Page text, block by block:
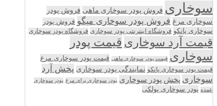
سوخاری فروش پودر سوخاری ماهی فروش پودر
سوخاری مرغ فروش پودر سوخاری میگو فروش پودر
سوخاری پانکو فروشگاه اینترنتی پودر سوخاری فروشگاه پودر سوخاری
قیمت آرد سوخاری قیمت پودر
سوخاری قیمت پودر سوخاری ماهی قیمت پودر سوخاری مرغ
قیمت پودر سوخاری پانکو نمایندگی پودر سوخاری پخش آرد
سوخاری پخش پودر سوخاری پودر سوخاری برای مرغ پودر سوخاری
عمده پودر سوخاری پولکی